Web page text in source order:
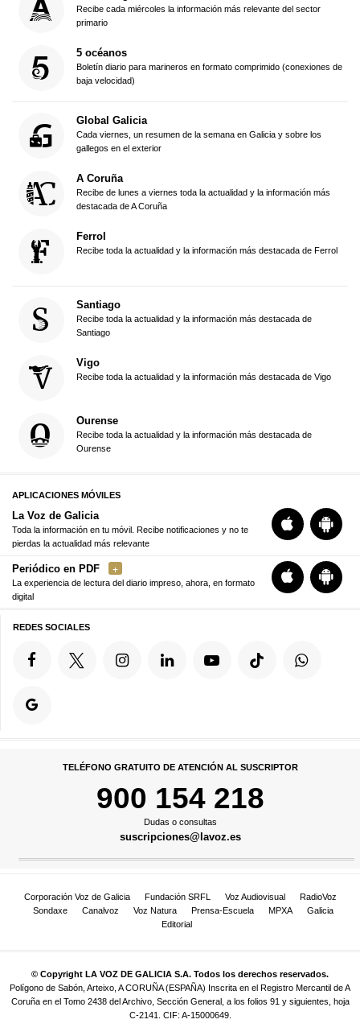
Recibe cada miércoles la información más relevante del sector
primario
5 océanos
Boletín diario para marineros en formato comprimido (conexiones de
baja velocidad)
Global Galicia
Cada viernes, un resumen de la semana en Galicia y sobre los
gallegos en el exterior
A Coruña
Recibe de lunes a viernes toda la actualidad y la información más
destacada de A Coruña
Ferrol
Recibe toda la actualidad y la información más destacada de Ferrol
Santiago
Recibe toda la actualidad y la información más destacada de
Santiago
Vigo
Recibe toda la actualidad y la información más destacada de Vigo
Ourense
Recibe toda la actualidad y la información más destacada de
Ourense
APLICACIONES MÓVILES
La Voz de Galicia
Toda la información en tu móvil. Recibe notificaciones y no te
pierdas la actualidad más relevante
Periódico en PDF
La experiencia de lectura del diario impreso, ahora, en formato
digital
REDES SOCIALES
TELÉFONO GRATUITO DE ATENCIÓN AL SUSCRIPTOR
900 154 218
Dudas o consultas
suscripciones@lavoz.es
Corporación Voz de Galicia Fundación SRFL Voz Audiovisual
RadioVoz
Sondaxe
Canalvoz Voz Natura Prensa-Escuela MPXA
Galicia
Editorial
© Copyright LA VOZ DE GALICIA S.A. Todos los derechos reservados.
Polígono de Sabón, Arteixo, A CORUÑA (ESPAÑA) Inscrita en el Registro Mercantil de A
Coruña en el Tomo 2438 del Archivo, Sección General, a los folios 91 y siguientes, hoja
C-2141. CIF: A-15000649.